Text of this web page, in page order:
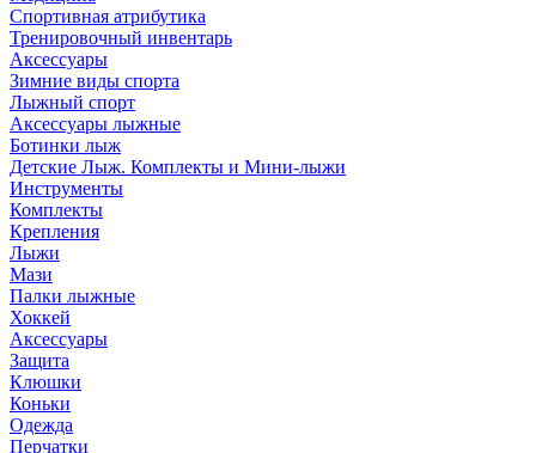
Спортивная атрибутика
Тренировочный инвентарь
Аксессуары
Зимние виды спорта
Лыжный спорт
Аксессуары лыжные
Ботинки лыж
Детские Лыж. Комплекты и Мини-лыжи
Инструменты
Комплекты
Крепления
Лыжи
Мази
Палки лыжные
Хоккей
Аксессуары
Защита
Клюшки
Коньки
Одежда
Перчатки